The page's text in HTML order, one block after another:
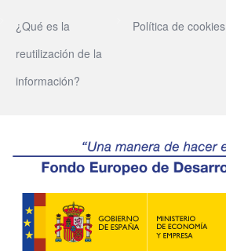
¿Qué es la
reutilización de la
información?
Política de cookies